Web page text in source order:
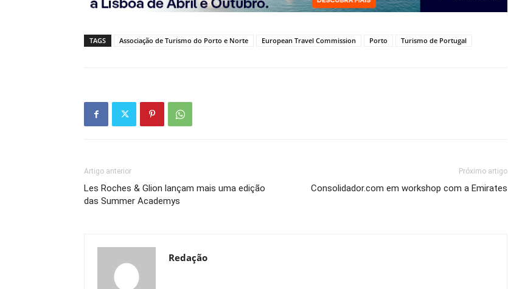
TAGS Associação de Turismo do Porto e Norte European Travel Commission Porto Turismo de Portugal
Artigo anterior
Les Roches & Glion lançam mais uma edição
das Summer Academys
Próximo artigo
Consolidador.com em workshop com a Emirates
Redação